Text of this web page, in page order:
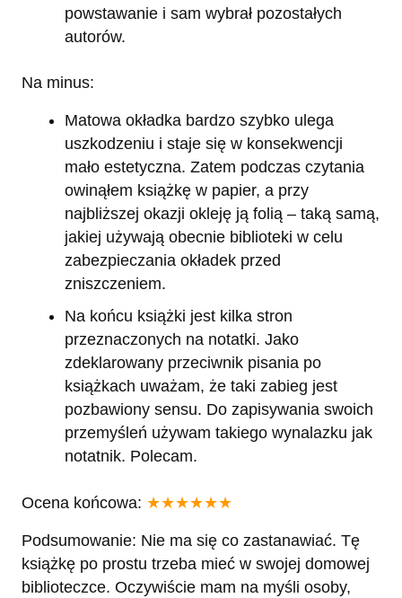
powstawanie i sam wybrał pozostałych
autorów.
Na minus:
Matowa okładka bardzo szybko ulega
uszkodzeniu i staje się w konsekwencji
mało estetyczna. Zatem podczas czytania
owinąłem książkę w papier, a przy
najbliższej okazji okleję ją folią – taką samą,
jakiej używają obecnie biblioteki w celu
zabezpieczania okładek przed
zniszczeniem.
Na końcu książki jest kilka stron
przeznaczonych na notatki. Jako
zdeklarowany przeciwnik pisania po
książkach uważam, że taki zabieg jest
pozbawiony sensu. Do zapisywania swoich
przemyśleń używam takiego wynalazku jak
notatnik. Polecam.
Ocena końcowa: ★★★★★★
Podsumowanie: Nie ma się co zastanawiać. Tę
książkę po prostu trzeba mieć w swojej domowej
biblioteczce. Oczywiście mam na myśli osoby,